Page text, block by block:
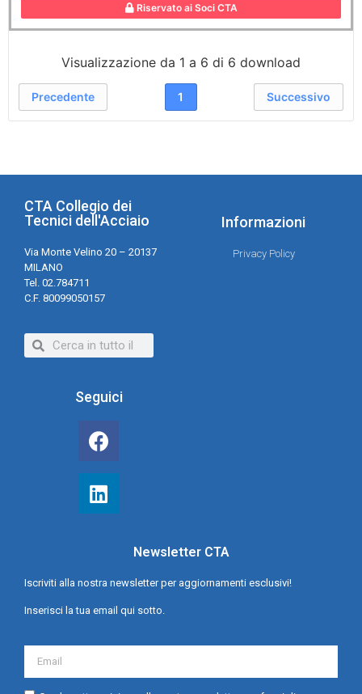
Riservato ai Soci CTA
Visualizzazione da 1 a 6 di 6 download
Precedente 1 Successivo
CTA Collegio dei
Tecnici dell'Acciaio
Via Monte Velino 20 – 20137
MILANO
Tel. 02.784711
C.F. 80099050157
Informazioni
Privacy Policy
Seguici
Newsletter CTA
Iscriviti alla nostra newsletter per aggiornamenti esclusivi!
Inserisci la tua email qui sotto.